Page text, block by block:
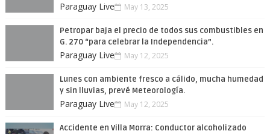
Paraguay Live May 13, 2025
Petropar baja el precio de todos sus combustibles en
G. 270 “para celebrar la Independencia”.
Paraguay Live May 12, 2025
Lunes con ambiente fresco a cálido, mucha humedad
y sin lluvias, prevé Meteorología.
Paraguay Live May 12, 2025
Accidente en Villa Morra: Conductor alcoholizado